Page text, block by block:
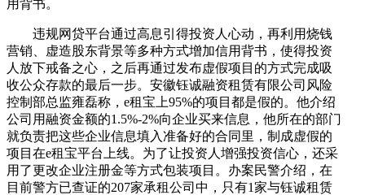
用背书。
违规网贷平台通过高息引得投资人心动，再利用烧钱
营销、虚造股东背景等多种方式增加信用背书，使得投资
人放下戒备之心，之后再通过发布虚假项目的方式完成吸
收公众存款的最后一步。安徽钰诚融资租赁有限公司风险
控制部总监雍磊称，e租宝上95%的项目都是假的。他介绍
公司用融资金额的1.5%-2%向企业买来信息，他所在的部门
就负责把这些企业信息填入准备好的合同里，制成虚假的
项目在e租宝平台上线。为了让投资人增强投资信心，还采
用了更改企业注册金等方式包装项目。办案民警介绍，在
目前警方已查证的207家承租公司中，只有1家与钰诚租赁